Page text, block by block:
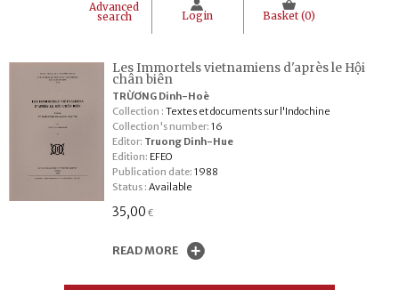
Advanced
search Login Basket (0)
Les Immortels vietnamiens d'après le Hội
chân biên
TRỪƠNG Dinh-Hoè
Collection : Textes et documents sur l'Indochine
Collection's number: 16
Editor: Truong Dinh-Hue
Edition: EFEO
Publication date: 1988
Status : Available
35,00 €
READ MORE